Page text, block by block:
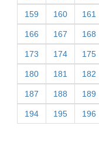
159 160 161
166 167 168
173 174 175
180 181 182
187 188 189
194 195 196